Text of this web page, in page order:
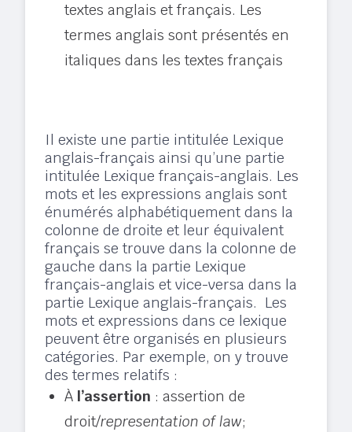
textes anglais et français. Les
termes anglais sont présentés en
italiques dans les textes français
Il existe une partie intitulée Lexique
anglais-français ainsi qu’une partie
intitulée Lexique français-anglais. Les
mots et les expressions anglais sont
énumérés alphabétiquement dans la
colonne de droite et leur équivalent
français se trouve dans la colonne de
gauche dans la partie Lexique
français-anglais et vice-versa dans la
partie Lexique anglais-français. Les
mots et expressions dans ce lexique
peuvent être organisés en plusieurs
catégories. Par exemple, on y trouve
des termes relatifs :
À l’assertion : assertion de
droit/representation of law;